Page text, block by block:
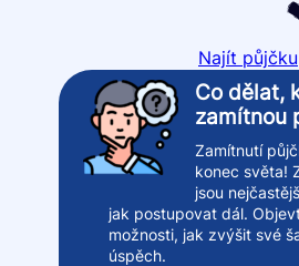
Najít půjčku
Co dělat,
zamítnou
Zamítnutí
konec světa!
jsou
jak postupovat dál.
možnosti, jak zvýšit své
úspěch.